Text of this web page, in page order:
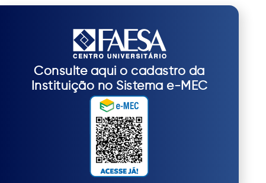
Consulte aqui o cadastro da
Instituição no Sistema e-MEC